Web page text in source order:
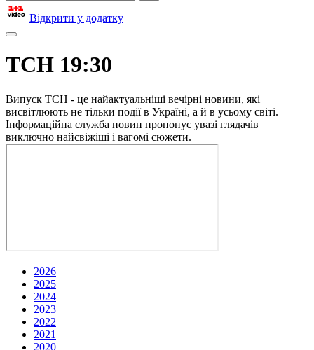
Відкрити у додатку
ТСН 19:30
Випуск ТСН - це найактуальніші вечірні новини, які
висвітлюють не тільки події в Україні, а й в усьому світі.
Інформаційна служба новин пропонує увазі глядачів
виключно найсвіжіші і вагомі сюжети.
2026
2025
2024
2023
2022
2021
2020